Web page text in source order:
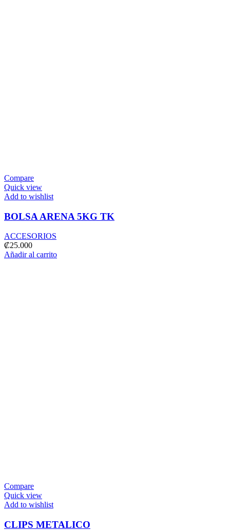
Compare
Quick view
Add to wishlist
BOLSA ARENA 5KG TK
ACCESORIOS
₡25.000
Añadir al carrito
Compare
Quick view
Add to wishlist
CLIPS METALICO